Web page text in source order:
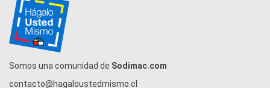
Somos una comunidad de Sodimac.com
contacto@hagaloustedmismo.cl